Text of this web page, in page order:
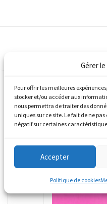
Gérer
Pour offrir les meilleures
stocker et/ou accéder aux
nous permettra de traiter des
uniques sur ce site. Le fait de ne
négatif sur certaines
Accepter
Politique de cookies